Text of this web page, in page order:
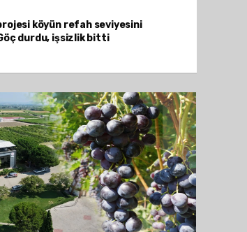
köyün refah seviyesini
durdu, işsizlik bitti